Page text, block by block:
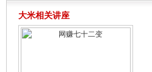
大米相关讲座